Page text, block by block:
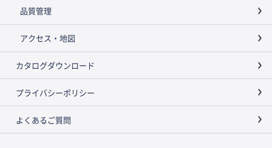
品質管理
アクセス・地図
カタログダウンロード
プライバシーポリシー
よくあるご質問